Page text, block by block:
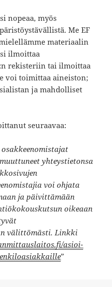
nopeaa, myös
Me EF
materiaalin
ilmoittaa
rekisteriin tai ilmoittaa
voi toimittaa aineiston;
ja mahdolliset
seuraavaa:
yhteystietonsa
voi ohjata
ja päivittämään
oikeaan
välittömästi. Linkki
asioi-
”